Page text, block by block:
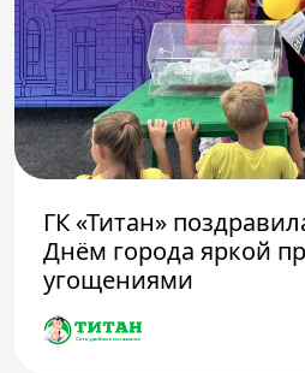
ГК «Титан»
Днём города яркой
угощениями